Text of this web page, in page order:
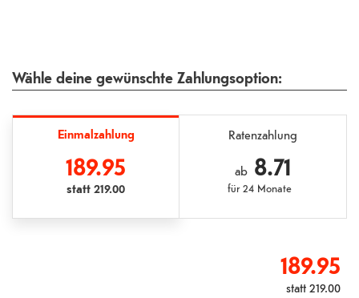
Wähle deine gewünschte Zahlungsoption:
Einmalzahlung
189.95
statt219.00
Ratenzahlung
ab8.71
für24 Monate
189.95
statt219.00